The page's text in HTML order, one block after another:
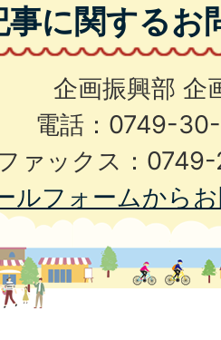
事に関するお
企画振興部 企
電話：0749-
ァックス：
ルフォームから